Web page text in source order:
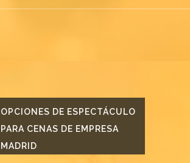
OPCIONES DE ESPECTÁCULO
PARA CENAS DE EMPRESA
MADRID